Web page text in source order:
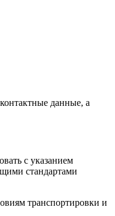
данные, а
с указанием
стандартами
транспортировки и